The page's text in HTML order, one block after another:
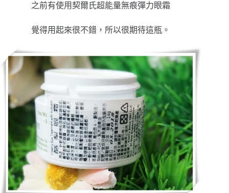
之前有使用契爾氏超能量無痕彈力眼霜
覺得用起來很不錯，所以很期待這瓶。